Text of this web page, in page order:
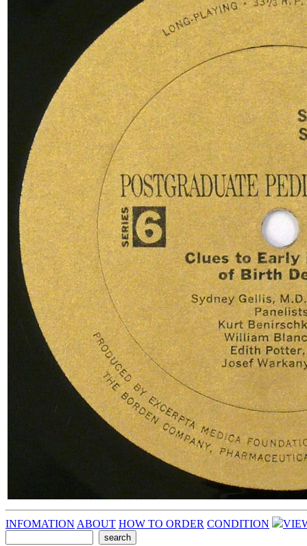
INFOMATION ABOUT HOW TO ORDER CONDITION